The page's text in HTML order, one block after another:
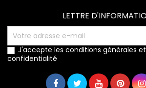
LETTRE
J'accepte les conditions générales
confidentialité